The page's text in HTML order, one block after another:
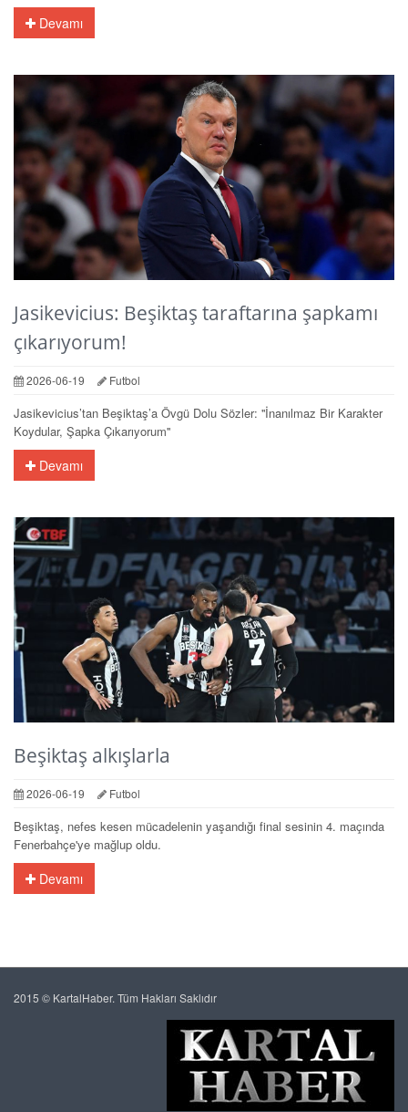
Devamı
Jasikevicius: Beşiktaş taraftarına şapkamı
çıkarıyorum!
2026-06-19 Futbol
Jasikevicius’tan Beşiktaş’a Övgü Dolu Sözler: ''İnanılmaz Bir Karakter
Koydular, Şapka Çıkarıyorum''
Devamı
Beşiktaş alkışlarla
2026-06-19 Futbol
Beşiktaş, nefes kesen mücadelenin yaşandığı final sesinin 4. maçında
Fenerbahçe'ye mağlup oldu.
Devamı
2015 © KartalHaber. Tüm Hakları Saklıdır